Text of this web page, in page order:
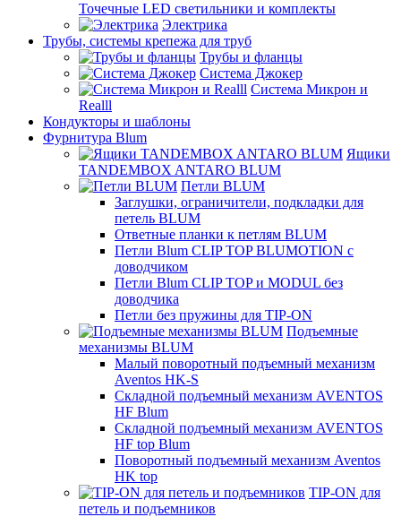
Точечные LED светильники и комплекты
Электрика
Трубы, системы крепежа для труб
Трубы и фланцы
Система Джокер
Система Микрон и
Realll
Кондукторы и шаблоны
Фурнитура Blum
Ящики
TANDEMBOX ANTARO BLUM
Петли BLUM
Заглушки, ограничители, подкладки для
петель BLUM
Ответные планки к петлям BLUM
Петли Blum CLIP TOP BLUMOTION с
доводчиком
Петли Blum CLIP TOP и MODUL без
доводчика
Петли без пружины для TIP-ON
Подъемные
механизмы BLUM
Малый поворотный подъемный механизм
Aventos HK-S
Складной подъемный механизм AVENTOS
HF Blum
Складной подъемный механизм AVENTOS
HF top Blum
Поворотный подъемный механизм Aventos
HK top
TIP-ON для
петель и подъемников